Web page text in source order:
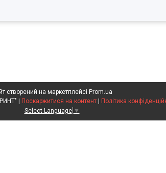
створений на маркетплейсі Prom.ua
Поскаржитися на контент
Політика
Select Language ▼